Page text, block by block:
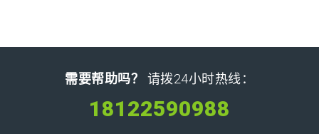
需要帮助吗？ 请拨24小时热线：
18122590988